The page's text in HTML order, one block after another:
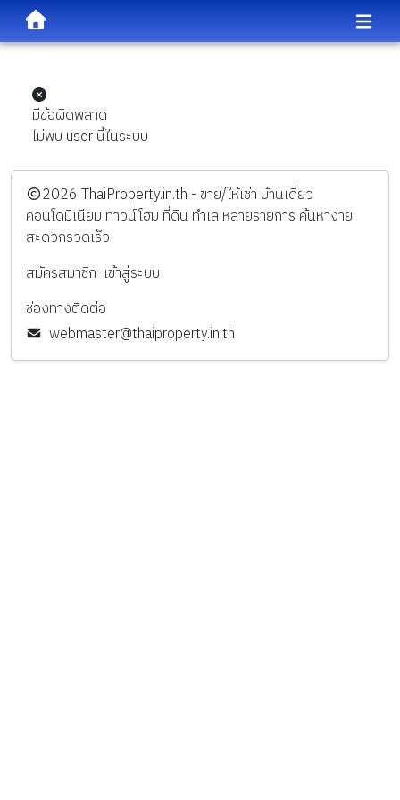
มีข้อผิดพลาด
ไม่พบ user นี้ในระบบ
️2026 ThaiProperty.in.th - ขาย/ให้เช่า บ้านเดี่ยว
คอนโดมิเนียม ทาวน์โฮม ที่ดิน ทำเล หลายรายการ ค้นหาง่าย
สะดวกรวดเร็ว
สมัครสมาชิก เข้าสู่ระบบ
ช่องทางติดต่อ
webmaster@thaiproperty.in.th